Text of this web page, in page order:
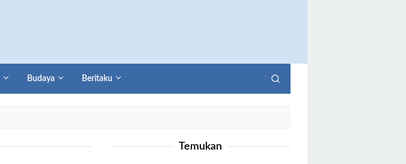
Budaya Beritaku
Temukan